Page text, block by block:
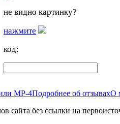
не видно картинку?
нажмите
код:
MP-4Подробнее об отзывахО
сайта без ссылки на